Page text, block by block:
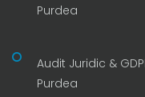
Purdea
Audit Juridic &
Purdea